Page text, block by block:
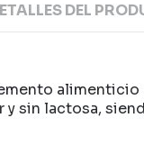
DEL
sin lactosa,